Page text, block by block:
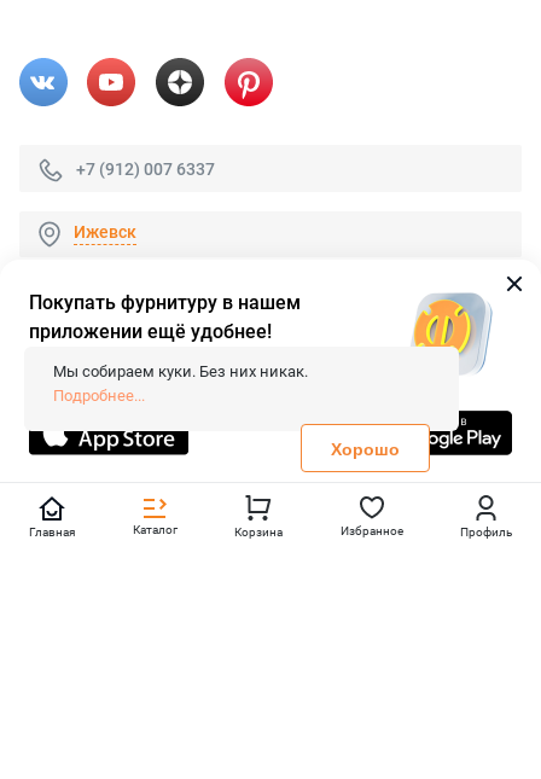
+7 (912) 007 6337
Ижевск
© 2026 «FieraShop.ru»
Сопровождение сайта
- Вебформат.
Все права защищены.
Не является публичной офертой
Политика конфиденциальности
Главная Каталог Корзина Избранное Профиль
Покупать фурнитуру в нашем
приложении ещё удобнее!
Мы собираем куки. Без них никак.
Подробнее...
Хорошо